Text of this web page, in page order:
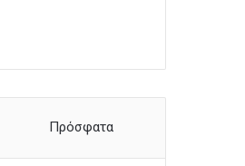
Πρόσφατα